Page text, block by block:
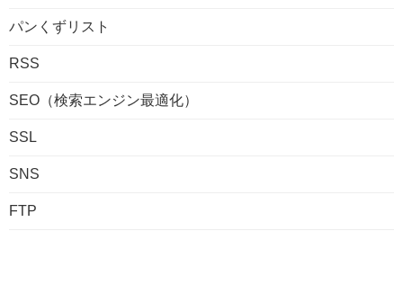
パンくずリスト
RSS
SEO（検索エンジン最適化）
SSL
SNS
FTP